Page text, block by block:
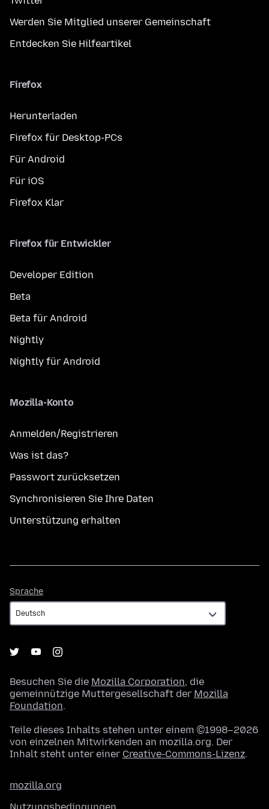
Werden Sie Mitglied unserer Gemeinschaft
Entdecken Sie Hilfeartikel
Firefox
Herunterladen
Firefox für Desktop-PCs
Für Android
Für iOS
Firefox Klar
Firefox für Entwickler
Developer Edition
Beta
Beta für Android
Nightly
Nightly für Android
Mozilla-Konto
Anmelden/Registrieren
Was ist das?
Passwort zurücksetzen
Synchronisieren Sie Ihre Daten
Unterstützung erhalten
Sprache
Besuchen Sie die Mozilla Corporation, die
gemeinnützige Muttergesellschaft der Mozilla
Foundation.
Teile dieses Inhalts stehen unter einem ©1998–2026
von einzelnen Mitwirkenden an mozilla.org. Der
Inhalt steht unter einer Creative-Commons-Lizenz.
mozilla.org